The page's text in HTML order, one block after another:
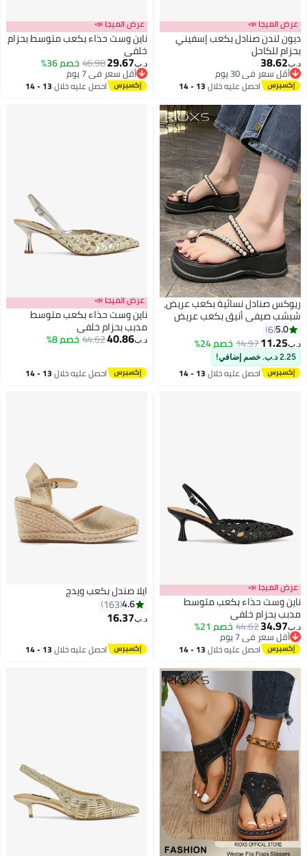
عرض الميجا 📣
ديون لندن صنادل بكعب إسفيني
بحزام للكاحل
د.ب‏38.62
أقل سعر في 30 يوم
أقل سعر في 30 يوماحصل عليه خلال 13 - 14
عرض الميجا 📣
ناين وست حذاء بكعب متوسط بحزام
خلفي
د.ب‏29.67
46.98خصم 36%
أقل سعر في 7 يوم
أقل سعر في 7 يوماحصل عليه خلال 13 - 14
2
ريوكس صنادل نسائية بكعب عريض،
شبشب صيفي أنيق بكعب عريض
وحلقة في مقدمة القدم مزينة
باللؤلؤ، صندل مريح للسيدات، شبشب
عصري مفتوح من الأمام بكعب
عريض للمشي، حذاء شاطئ للعمل/
السفر/التسوق/الارتداء اليومي،
5.0
6
د.ب‏11.25
14.97خصم 24%
2.25 د.ب. خصم إضافي!
احصل عليه خلال 13 - 14
عرض الميجا 📣
ناين وست حذاء بكعب متوسط
مدبب بحزام خلفي
د.ب‏40.86
44.62خصم 8%
احصل عليه خلال 13 - 14
عرض الميجا 📣
ناين وست حذاء بكعب متوسط
مدبب بحزام خلفي
د.ب‏34.97
44.62خصم 21%
أقل سعر في 7 يوم
أقل سعر في 7 يوماحصل عليه خلال 13 - 14
ايلا صندل بكعب ويدج
4.6
163
د.ب‏16.37
احصل عليه خلال 13 - 14